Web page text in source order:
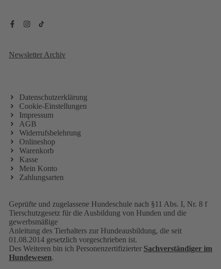
Newsletter Archiv
Datenschutzerklärung
Cookie-Einstellungen
Impressum
AGB
Widerrufsbelehrung
Onlineshop
Warenkorb
Kasse
Mein Konto
Zahlungsarten
Geprüfte und zugelassene Hundeschule nach §11 Abs. I, Nr. 8 f
Tierschutzgesetz für die Ausbildung von Hunden und die
gewerbsmäßige
Anleitung des Tierhalters zur Hundeausbildung, die seit
01.08.2014 gesetzlich vorgeschrieben ist.
Des Weiteren bin ich Personenzertifizierter Sachverständiger im
Hundewesen.